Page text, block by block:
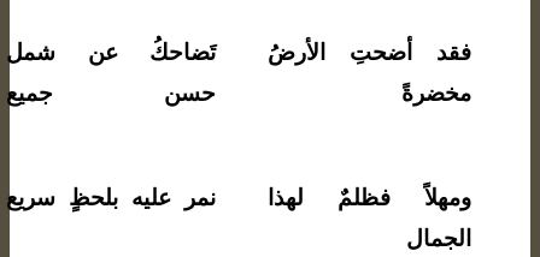
فقد أضحتِ الأرضُ
مخضرةً
تَضاحكُ عن شمل
حسن جميع
ومهلاً فظلمٌ لهذا
الجمال
نمر عليه بلحظٍ سريع